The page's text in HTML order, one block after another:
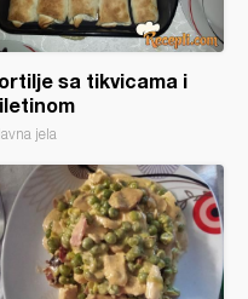
sa tikvicama i
jela